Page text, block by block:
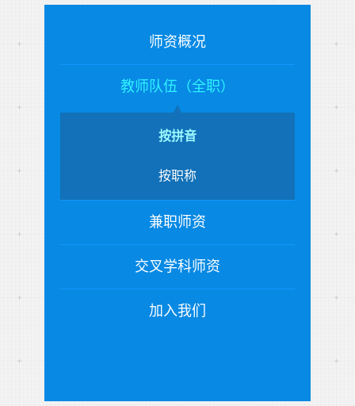
师资概况
教师队伍（全职）
按拼音
按职称
兼职师资
交叉学科师资
加入我们